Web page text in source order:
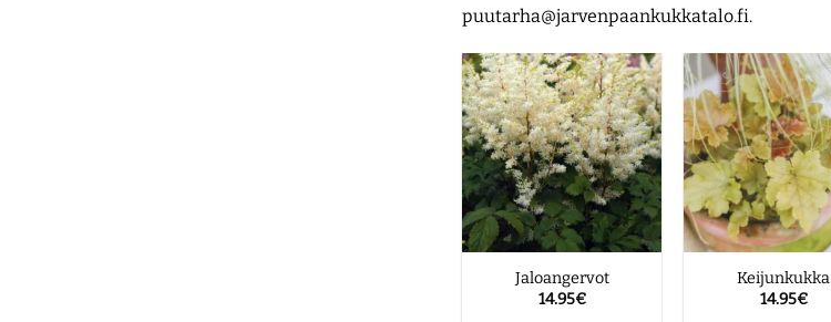
puutarha@jarvenpaankukkatalo.fi.
Jaloangervot
14.95€
Keijunkukka
14.95€